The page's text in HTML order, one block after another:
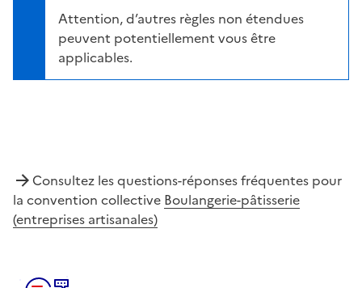
Attention, d’autres règles non étendues
peuvent potentiellement vous être
applicables.
Consultez les questions-réponses fréquentes pour
la convention collective Boulangerie-pâtisserie
(entreprises artisanales)